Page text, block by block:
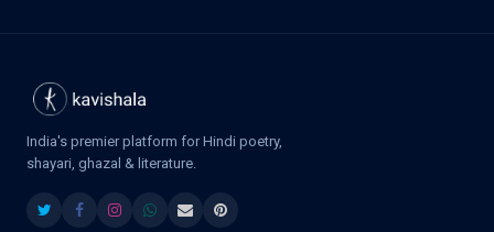
India's premier platform for Hindi poetry,
shayari, ghazal & literature.